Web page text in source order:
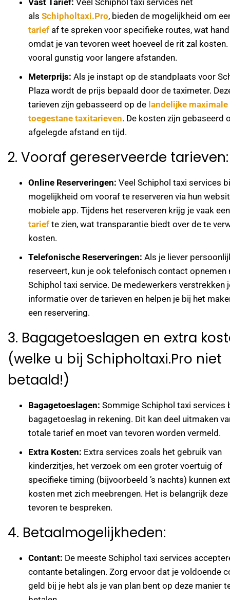
als Schipholtaxi.Pro, bieden de mogelijkheid om
tarief af te spreken voor specifieke routes, wat
omdat je van tevoren weet hoeveel de rit zal kosten.
vooral gunstig voor langere afstanden.
Meterprijs: Als je instapt op de standplaats voor
Plaza wordt de prijs bepaald door de taximeter.
tarieven zijn gebasseerd op de landelijke maximale
toegestane taxitarieven. De kosten zijn gebaseerd
afgelegde afstand en tijd.
2. Vooraf gereserveerde tarieven:
Online Reserveringen: Veel Schiphol taxi services
mogelijkheid om vooraf te reserveren via hun
mobiele app. Tijdens het reserveren krijg je vaak
tarief te zien, wat transparantie biedt over de te
kosten.
Telefonische Reserveringen: Als je liever
reserveert, kun je ook telefonisch contact opnemen
Schiphol taxi service. De medewerkers verstrekken
informatie over de tarieven en helpen je bij het
een reservering.
3. Bagagetoeslagen en extra
(welke u bij Schipholtaxi.Pro niet
betaald!)
Bagagetoeslagen: Sommige Schiphol taxi services
bagagetoeslag in rekening. Dit kan deel uitmaken
totale tarief en moet van tevoren worden vermeld.
Extra Kosten: Extra services zoals het gebruik van
kinderzitjes, het verzoek om een groter voertuig of
specifieke timing (bijvoorbeeld ’s nachts) kunnen
kosten met zich meebrengen. Het is belangrijk deze
tevoren te bespreken.
4. Betaalmogelijkheden:
Contant: De meeste Schiphol taxi services
contante betalingen. Zorg ervoor dat je voldoende
geld bij je hebt als je van plan bent op deze manier